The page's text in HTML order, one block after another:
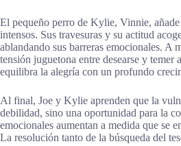
El pequeño perro de Kylie, Vinnie, añade
intensos. Sus travesuras y su actitud
ablandando sus barreras emocionales. A
tensión juguetona entre desearse y temer
equilibra la alegría con un profundo
Al final, Joe y Kylie aprenden que la
debilidad, sino una oportunidad para la
emocionales aumentan a medida que se
La resolución tanto de la búsqueda del